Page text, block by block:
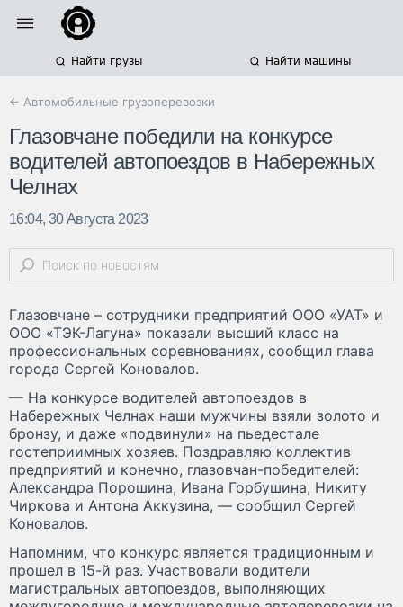
Найти грузы Найти машины
← Автомобильные грузоперевозки
Глазовчане победили на конкурсе
водителей автопоездов в Набережных
Челнах
16:04, 30 Августа 2023
Глазовчане – сотрудники предприятий ООО «УАТ» и
ООО «ТЭК-Лагуна» показали высший класс на
профессиональных соревнованиях, сообщил глава
города Сергей Коновалов.
— На конкурсе водителей автопоездов в
Набережных Челнах наши мужчины взяли золото и
бронзу, и даже «подвинули» на пьедестале
гостеприимных хозяев. Поздравляю коллектив
предприятий и конечно, глазовчан-победителей:
Александра Порошина, Ивана Горбушина, Никиту
Чиркова и Антона Аккузина, — сообщил Сергей
Коновалов.
Напомним, что конкурс является традиционным и
прошел в 15-й раз. Участвовали водители
магистральных автопоездов, выполняющих